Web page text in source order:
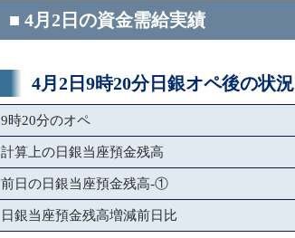
■ 4月2日の資金需給実績
4月2日9時20分日銀オペ後の状況
9時20分のオペ
計算上の日銀当座預金残高
前日の日銀当座預金残高-①
日銀当座預金残高増減前日比